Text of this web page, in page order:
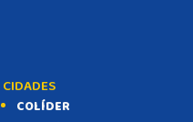
CIDADES
COLÍDER